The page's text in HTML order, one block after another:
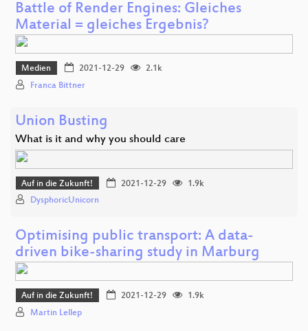
Battle of Render Engines: Gleiches
Material = gleiches Ergebnis?
Medien 2021-12-29
2.1k
Franca Bittner
Union Busting
What is it and why you should care
Auf in die Zukunft! 2021-12-29
1.9k
DysphoricUnicorn
Optimising public transport: A data-
driven bike-sharing study in Marburg
Auf in die Zukunft! 2021-12-29
1.9k
Martin Lellep